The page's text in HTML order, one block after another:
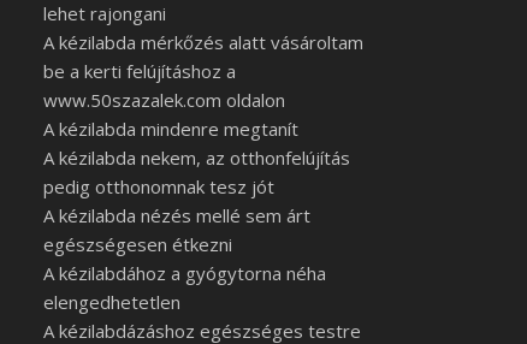
lehet rajongani
A kézilabda mérkőzés alatt vásároltam
be a kerti felújításhoz a
www.50szazalek.com oldalon
A kézilabda mindenre megtanít
A kézilabda nekem, az otthonfelújítás
pedig otthonomnak tesz jót
A kézilabda nézés mellé sem árt
egészségesen étkezni
A kézilabdához a gyógytorna néha
elengedhetetlen
A kézilabdázáshoz egészséges testre